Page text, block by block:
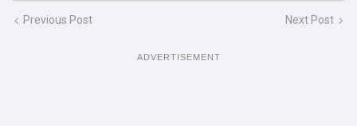
Previous Post Next Post
ADVERTISEMENT